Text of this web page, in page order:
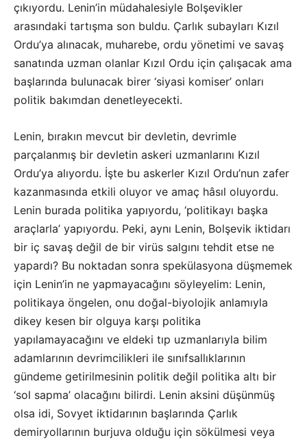
çıkıyordu. Lenin’in müdahalesiyle Bolşevikler
arasındaki tartışma son buldu. Çarlık subayları Kızıl
Ordu’ya alınacak, muharebe, ordu yönetimi ve savaş
sanatında uzman olanlar Kızıl Ordu için çalışacak ama
başlarında bulunacak birer ‘siyasi komiser’ onları
politik bakımdan denetleyecekti.
Lenin, bırakın mevcut bir devletin, devrimle
parçalanmış bir devletin askeri uzmanlarını Kızıl
Ordu’ya alıyordu. İşte bu askerler Kızıl Ordu’nun zafer
kazanmasında etkili oluyor ve amaç hâsıl oluyordu.
Lenin burada politika yapıyordu, ‘politikayı başka
araçlarla’ yapıyordu. Peki, aynı Lenin, Bolşevik iktidarı
bir iç savaş değil de bir virüs salgını tehdit etse ne
yapardı? Bu noktadan sonra spekülasyona düşmemek
için Lenin’in ne yapmayacağını söyleyelim: Lenin,
politikaya öngelen, onu doğal-biyolojik anlamıyla
dikey kesen bir olguya karşı politika
yapılamayacağını ve eldeki tıp uzmanlarıyla bilim
adamlarının devrimcilikleri ile sınıfsallıklarının
gündeme getirilmesinin politik değil politika altı bir
‘sol sapma’ olacağını bilirdi. Lenin aksini düşünmüş
olsa idi, Sovyet iktidarının başlarında Çarlık
demiryollarının burjuva olduğu için sökülmesi veya